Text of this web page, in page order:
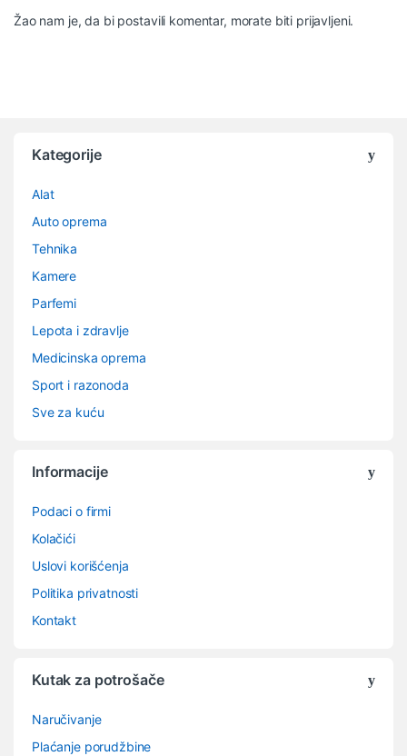
Žao nam je, da bi postavili komentar, morate biti prijavljeni.
Kategorije
Alat
Auto oprema
Tehnika
Kamere
Parfemi
Lepota i zdravlje
Medicinska oprema
Sport i razonoda
Sve za kuću
Informacije
Podaci o firmi
Kolačići
Uslovi korišćenja
Politika privatnosti
Kontakt
Kutak za potrošače
Naručivanje
Plaćanje porudžbine